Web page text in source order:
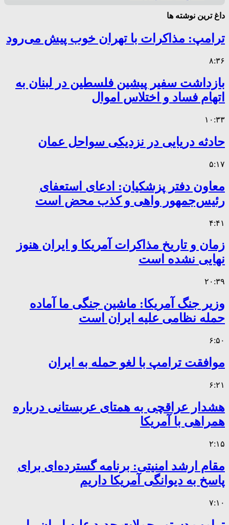
داغ ترین نوشته ها
ترامپ: مذاکرات با تهران خوب پیش می‌رود
۸:۳۶
بازداشت سفیر پیشین فلسطین در لبنان به
اتهام فساد و اختلاس اموال
۱۰:۳۳
حادثه دریایی در نزدیکی سواحل عمان
۵:۱۷
معاون دفتر پزشکیان: ادعای استعفای
رئیس‌جمهور واهی و کذب محض است
۴:۴۱
زمان و تاریخ مذاکرات آمریکا و ایران هنوز
نهایی نشده است
۲۰:۳۹
وزیر جنگ آمریکا: ماشین جنگی ما آماده
حمله نظامی علیه ایران است
۶:۵۰
موافقت ترامپ با لغو حمله به ایران
۶:۲۱
هشدار عراقچی به همتای عربستانی درباره
همراهی با آمریکا
۲:۱۵
مقام ارشد امنیتی: برنامه گسترده‌ای برای
پاسخ به دیوانگی آمریکا داریم
۷:۱۰